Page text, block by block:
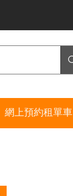
網上預約租單車